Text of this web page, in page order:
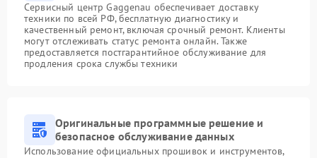
Сервисный центр Gaggenau обеспечивает доставку
техники по всей РФ, бесплатную диагностику и
качественный ремонт, включая срочный ремонт. Клиенты
могут отслеживать статус ремонта онлайн. Также
предоставляется постгарантийное обслуживание для
продления срока службы техники
Оригинальные программные решение и
безопасное обслуживание данных
Использование официальных прошивок и инструментов,